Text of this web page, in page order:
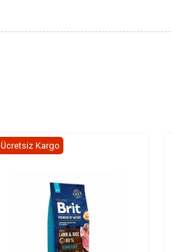
Ücretsiz Kargo